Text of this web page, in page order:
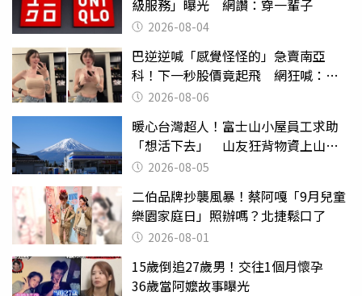
級服務」曝光 網讚：穿一輩子
2026-08-04
巴逆逆喊「感覺怪怪的」急賣南亞
科！下一秒股價竟起飛 網狂喊：大V
天龍2026-08-06
暖心台灣超人！富士山小屋員工求助
「想活下去」 山友狂背物資上山：
台灣真的是寶島
2026-08-05
二伯品牌抄襲風暴！蔡阿嘎「9月兒童
樂園家庭日」照辦嗎？北捷鬆口了
2026-08-01
15歲倒追27歲男！交往1個月懷孕
36歲當阿嬤故事曝光